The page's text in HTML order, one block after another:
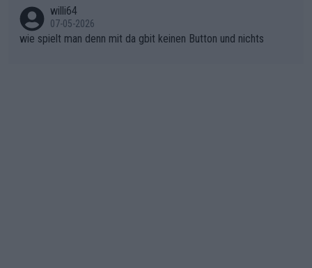
n)
willi64
07-05-2026
wie spielt man denn mit da gbit keinen Button und nichts